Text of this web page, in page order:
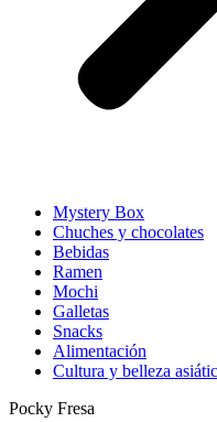
Mystery Box
Chuches y chocolates
Bebidas
Ramen
Mochi
Galletas
Snacks
Alimentación
Cultura y belleza
Pocky Fresa